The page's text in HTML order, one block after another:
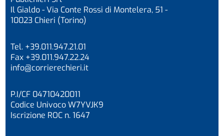
Il Gialdo - Via Conte Rossi di Montelera, 51 -
10023 Chieri (Torino)
Tel. +39.011.947.21.01
Fax +39.011.947.22.24
info@corrierechieri.it
P.I/CF 04710420011
Codice Univoco W7YVJK9
Iscrizione ROC n. 1647